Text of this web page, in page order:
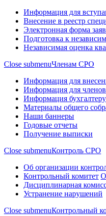
Информация для
Внесение в реестр
Электронная форма
Подготовка к
Независимая оценка
Close submenuЧленам СРО
Информация для
Информация для
Информация бухгалтеру
Материалы общего
Наши баннеры
Годовые отчеты
Получение выписки
Close submenuКонтроль СРО
Об организации
Контрольный комитет
Дисциплинарная
Устранение нарушений
Close submenuКонтрольный